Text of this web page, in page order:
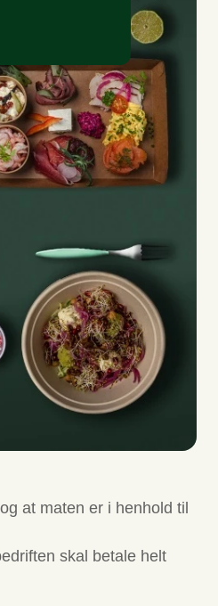
at maten er i henhold til
skal betale helt